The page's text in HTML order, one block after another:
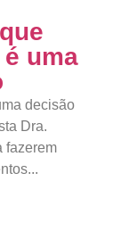
uma
decisão
Dra.
fazerem